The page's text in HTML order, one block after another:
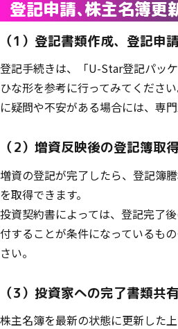
登記申請、株主名簿更
（1）登記書類作成、登記申請
登記手続きは、「U-Star登記パッ
ひな形を参考に行ってみてくださ
に疑問や不安がある場合には、専
（2）増資反映後の登記簿取得
増資の登記が完了したら、登記簿
を取得できます。
投資契約書によっては、登記完了
付することが条件になっているも
さい。
（3）投資家への完了書類共有
株主名簿を最新の状態に更新した